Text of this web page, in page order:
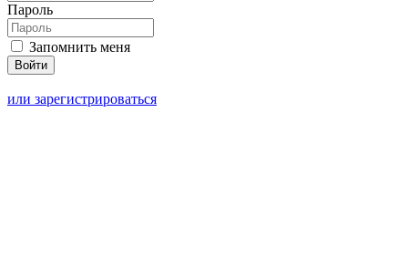
Пароль
Запомнить меня
или зарегистрироваться